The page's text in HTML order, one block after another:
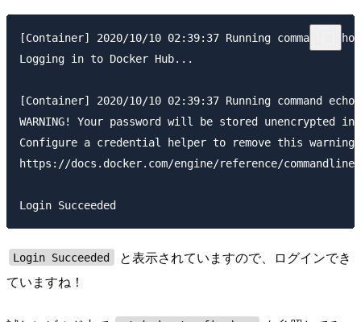
[Container] 2020/10/10 02:39:37 Running command
Logging in to Docker Hub...
[Container] 2020/10/10 02:39:37 Running command echo
WARNING! Your password will be stored
Configure a credential helper to remove this warning.
https://docs.docker.com/engine/reference/
Login Succeeded
と表示されていますので、ログインでき
ていますね！